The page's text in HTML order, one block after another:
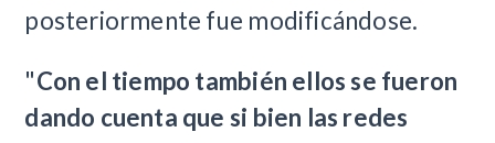
posteriormente fue modificándose.
"Con el tiempo también ellos se fueron
dando cuenta que si bien las redes